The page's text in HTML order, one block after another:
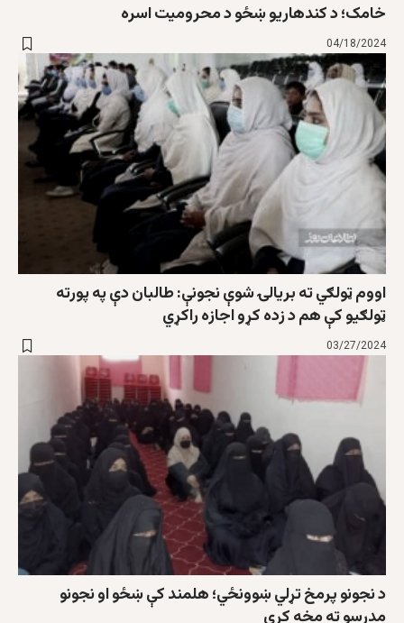
خامک؛ د کندهاريو ښځو د محروميت اسره
04/18/2024
اووم ټولګي ته بریالۍ شوې نجونې: طالبان دې په پورته
ټولګیو کې هم د زده کړو اجازه راکړي
03/27/2024
د نجونو پرمخ تړلي ښوونځي؛ هلمند کې ښځو او نجونو
مدرسو ته مخه کړې